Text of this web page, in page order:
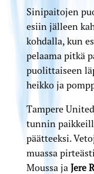
Sinipaitojen
esiin jälleen
kohdalla, kun
pelaama pitkä
puolittaiseen
heikko ja
Tampere
tunnin
päätteeksi.
muassa
Moussa ja Jere